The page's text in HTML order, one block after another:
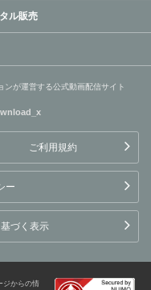
ル販売
が運営する公式動画配信サイト
ご利用規約
ー
づく表示
ジからの情